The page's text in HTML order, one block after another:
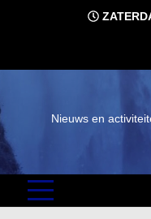
Nieuws en